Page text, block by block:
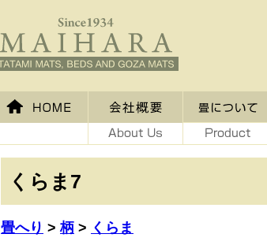
くらま7
畳へり >柄 > くらま